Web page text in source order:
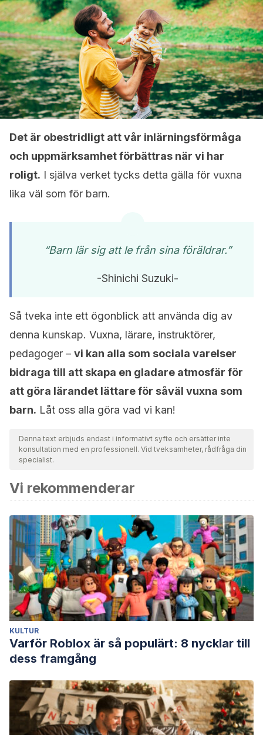
Det är obestridligt att vår inlärningsförmåga
och uppmärksamhet förbättras när vi har
roligt. I själva verket tycks detta gälla för vuxna
lika väl som för barn.
“Barn lär sig att le från sina föräldrar.”
-Shinichi Suzuki-
Så tveka inte ett ögonblick att använda dig av
denna kunskap. Vuxna, lärare, instruktörer,
pedagoger – vi kan alla som sociala varelser
bidraga till att skapa en gladare atmosfär för
att göra lärandet lättare för såväl vuxna som
barn. Låt oss alla göra vad vi kan!
Denna text erbjuds endast i informativt syfte och ersätter inte
konsultation med en professionell. Vid tveksamheter, rådfråga din
specialist.
Vi rekommenderar
KULTUR
Varför Roblox är så populärt: 8 nycklar till
dess framgång